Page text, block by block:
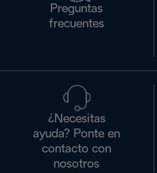
Preguntas
frecuentes
¿Necesitas
ayuda? Ponte en
contacto con
nosotros